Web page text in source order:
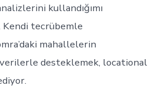
kullandığımı
tecrübemle
mahallelerin
desteklemek, locational